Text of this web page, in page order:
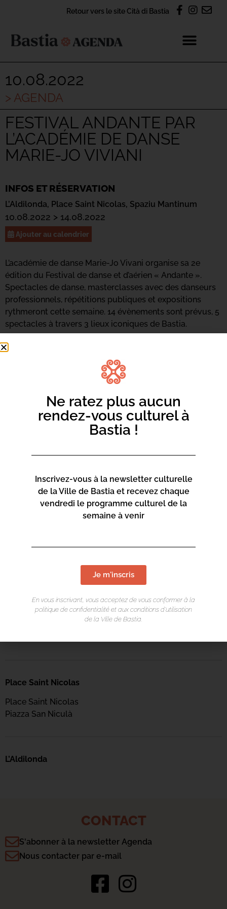
Retour vers le site Cità di Bastia
10.08.2022
> AGENDA
FESTIVAL ANDANTE PAR
L’ACADÉMIE DE DANSE
MARIE-JO VIVIANI
INFOS ET RÉSERVATION
L’Aldilonda, Place Saint Nicolas, Spaziu Mantinum
10.08.2022 > 14.08.2022
Ajouter au calendrier
L’académie de danse Marie-Jo Vivani organise sa 2e
édition du Festival de danse et d’aérien « Andante ».
Spectacles de danse, masterclasses avec des danseurs
professionnels, répétitions publiques et expositions
rythmeront cette semaine. 14 évènements sont prévus, 5
spectacles à travers 3 lieux iconiques de Bastia.
Cliquez ici pour consulter le programme
| 04 95 31 16 94 – Billetterie sur place
LIEU DE L'ÉVÉNEMENT
Place Saint Nicolas
Place Saint Nicolas
Piazza San Niculà
L’Aldilonda
CONTACT
S'abonner à la newsletter Agenda
Nous contacter par e-mail
Ne ratez plus aucun
rendez-vous culturel à
Bastia !
Inscrivez-vous à la newsletter culturelle
de la Ville de Bastia et recevez chaque
vendredi le programme culturel de la
semaine à venir
Je m'inscris
En vous inscrivant, vous acceptez de vous conformer à la
politique de confidentialité et aux conditions d’utilisation
de la Ville de Bastia.